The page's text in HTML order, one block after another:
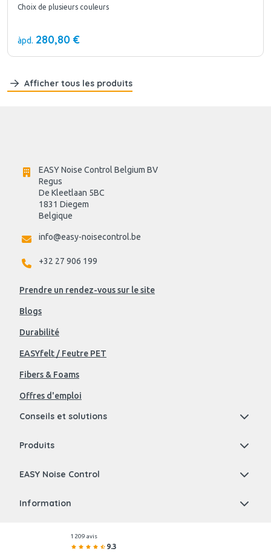
Choix de plusieurs couleurs
àpd. 280,80 €
Afficher tous les produits
EASY Noise Control Belgium BV
Regus
De Kleetlaan 5BC
1831 Diegem
Belgique
info@easy-noisecontrol.be
+32 27 906 199
Prendre un rendez-vous sur le site
Blogs
Durabilité
EASYfelt / Feutre PET
Fibers & Foams
Offres d'emploi
Conseils et solutions
Produits
EASY Noise Control
Information
1 209 avis
9.3